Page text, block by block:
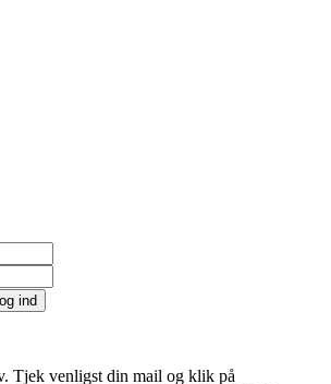
Tjek venligst din mail og klik på